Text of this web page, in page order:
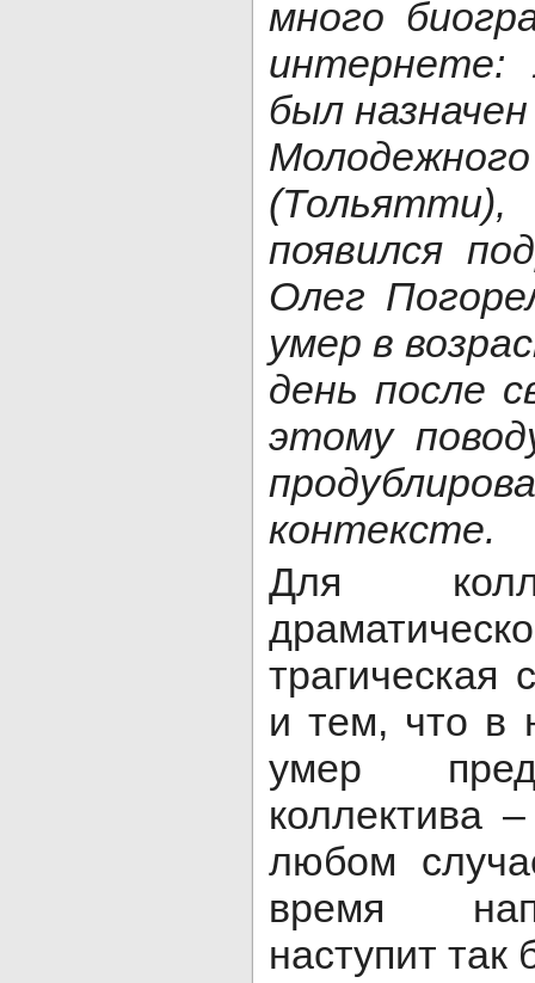
много
интернете:
был
появился
Олег
умер в
день после
этому
контексте.
Для
трагическая
и тем, что в
умер
коллектива
любом
время
наступит так